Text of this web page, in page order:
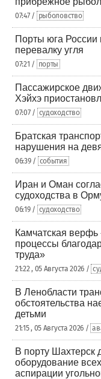
07:47 / рыболовство
Порты юга России
перевалку угля
07:21 / порты
Пассажирское
Хэйхэ
07:07 / судоходство
Братская
нарушения на
06:39 / события
Иран и Оман
судоходства в
06:19 / судоходство
Камчатская
процессы
труда»
21:22 , 05 Августа 2026 /
В Ленобласти
обстоятельства
детьми
21:15 , 05 Августа 2026 /
В порту Шахтерск
оборудование
аспирации